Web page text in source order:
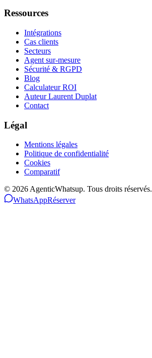
Ressources
Intégrations
Cas clients
Secteurs
Agent sur-mesure
Sécurité & RGPD
Blog
Calculateur ROI
Auteur Laurent Duplat
Contact
Légal
Mentions légales
Politique de confidentialité
Cookies
Comparatif
© 2026 AgenticWhatsup. Tous droits réservés.
WhatsAppRéserver